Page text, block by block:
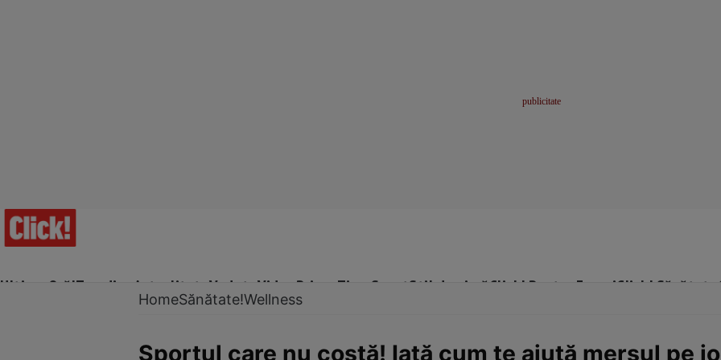
Ultima Oră!Trending Actualitate Vedete Video Prime Time SportStil de viațăClick! Pentru FemeiClick! Sănătate
HomeSănătate!Wellness
Sportul care nu costă! Iată cum te ajută mersul pe